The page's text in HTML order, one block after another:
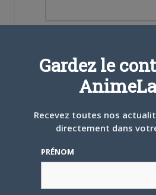
Se souvenir de moi
Gardez le
Recevez toutes nos
directement dans
PRÉNOM